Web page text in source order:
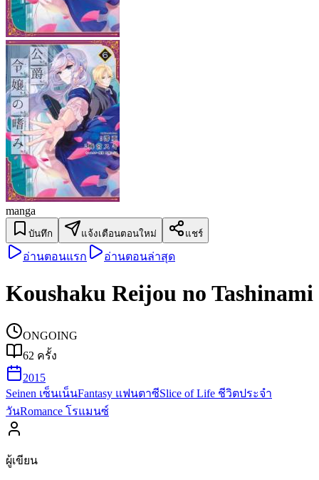
manga
บันทึก แจ้งเตือนตอนใหม่ แชร์
อ่านตอนแรก อ่านตอนล่าสุด
Koushaku Reijou no Tashinami
ONGOING
62 ครั้ง
2015
Seinen เซ็นเน็นFantasy แฟนตาซีSlice of Life ชีวิตประจำ
วันRomance โรแมนซ์
ผู้เขียน